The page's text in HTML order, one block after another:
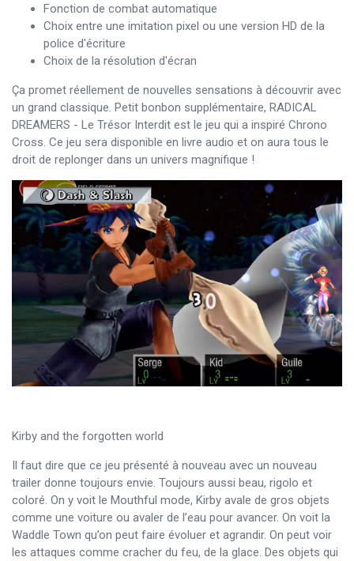
Fonction de combat automatique
Choix entre une imitation pixel ou une version HD de la
police d'écriture
Choix de la résolution d'écran
Ça promet réellement de nouvelles sensations à découvrir avec
un grand classique. Petit bonbon supplémentaire, RADICAL
DREAMERS - Le Trésor Interdit est le jeu qui a inspiré Chrono
Cross. Ce jeu sera disponible en livre audio et on aura tous le
droit de replonger dans un univers magnifique !
Kirby and the forgotten world
Il faut dire que ce jeu présenté à nouveau avec un nouveau
trailer donne toujours envie. Toujours aussi beau, rigolo et
coloré. On y voit le Mouthful mode, Kirby avale de gros objets
comme une voiture ou avaler de l’eau pour avancer. On voit la
Waddle Town qu’on peut faire évoluer et agrandir. On peut voir
les attaques comme cracher du feu, de la glace. Des objets qui